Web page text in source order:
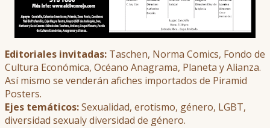
Editoriales invitadas: Taschen, Norma Comics, Fondo de
Cultura Económica, Océano Anagrama, Planeta y Alianza.
Así mismo se venderán afiches importados de Piramid
Posters.
Ejes temáticos:Sexualidad, erotismo, género, LGBT,
diversidad sexualy diversidad de género.